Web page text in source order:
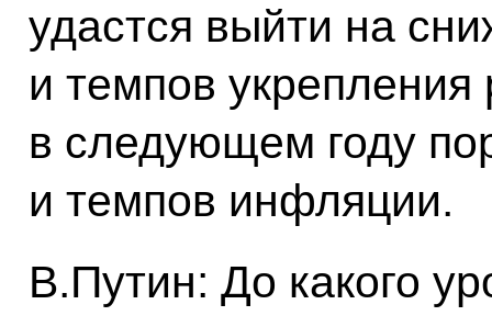
удастся выйти на
и темпов
в следующем году
и темпов инфляции.
В.Путин: До какого